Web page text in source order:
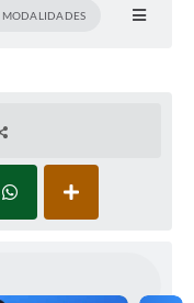
MODALIDADES